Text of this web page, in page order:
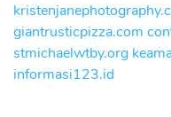
giantrusticpizza.com
stmichaelwtby.org
informasi123.id